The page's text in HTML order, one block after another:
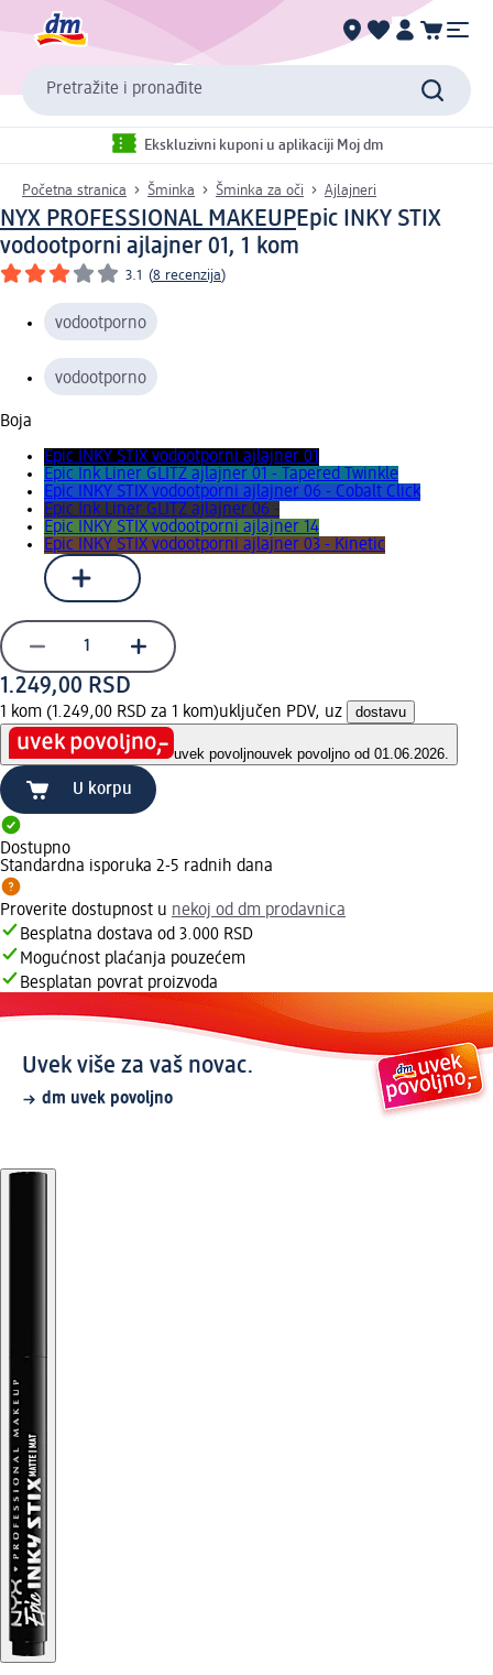
Pretražite i pronađite
Ekskluzivni kuponi u aplikaciji Moj dm
Početna stranica Šminka Šminka za oči Ajlajneri
NYX PROFESSIONAL MAKEUPEpic INKY STIX
vodootporni ajlajner 01, 1 kom
3.1 (8 recenzija)
vodootporno
vodootporno
Boja
Epic INKY STIX vodootporni ajlajner 01
Epic Ink Liner GLITZ ajlajner 01 - Tapered Twinkle
Epic INKY STIX vodootporni ajlajner 06 - Cobalt Click
Epic Ink Liner GLITZ ajlajner 06 -
Epic INKY STIX vodootporni ajlajner 14
Epic INKY STIX vodootporni ajlajner 03 - Kinetic
1.249,00 RSD
1 kom (1.249,00 RSD za 1 kom)uključen PDV, uz dostavu
uvek povoljnouvek povoljno od 01.06.2026.
U korpu
Dostupno
Standardna isporuka 2-5 radnih dana
Proverite dostupnost u nekoj od dm prodavnica
Besplatna dostava od 3.000 RSD
Mogućnost plaćanja pouzećem
Besplatan povrat proizvoda
Uvek više za vaš novac.
dm uvek povoljno